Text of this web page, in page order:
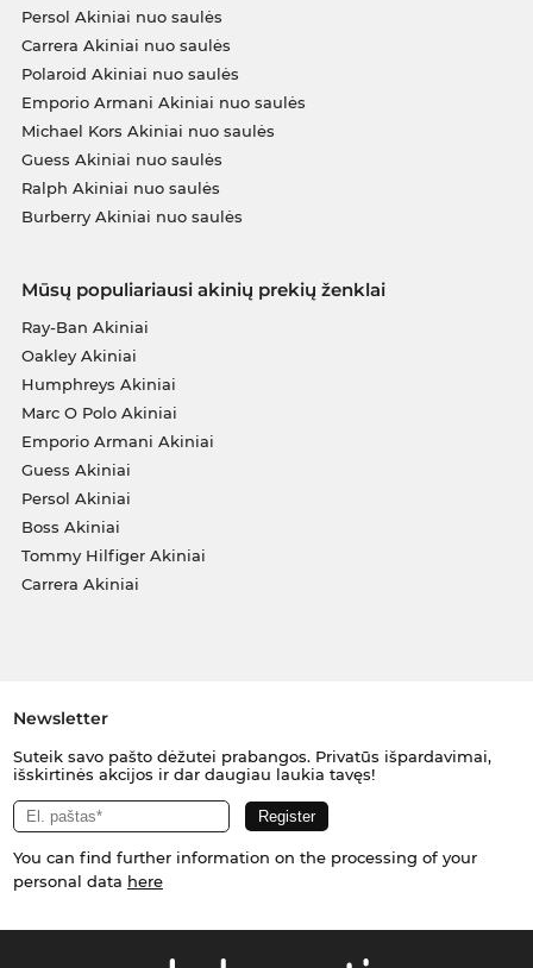
Persol Akiniai nuo saulės
Carrera Akiniai nuo saulės
Polaroid Akiniai nuo saulės
Emporio Armani Akiniai nuo saulės
Michael Kors Akiniai nuo saulės
Guess Akiniai nuo saulės
Ralph Akiniai nuo saulės
Burberry Akiniai nuo saulės
Mūsų populiariausi akinių prekių ženklai
Ray-Ban Akiniai
Oakley Akiniai
Humphreys Akiniai
Marc O Polo Akiniai
Emporio Armani Akiniai
Guess Akiniai
Persol Akiniai
Boss Akiniai
Tommy Hilfiger Akiniai
Carrera Akiniai
Newsletter
Suteik savo pašto dėžutei prabangos. Privatūs išpardavimai,
išskirtinės akcijos ir dar daugiau laukia tavęs!
You can find further information on the processing of your
personal data here